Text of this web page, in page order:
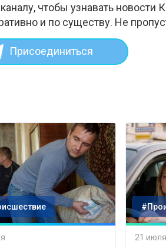
чтобы узнавать новости
и по существу. Не
Присоединиться
21 июля